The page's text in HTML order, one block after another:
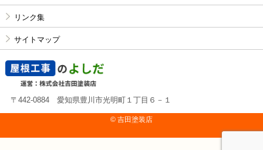
リンク集
サイトマップ
〒442-0884 愛知県豊川市光明町１丁目６－１
© 吉⽥塗装店